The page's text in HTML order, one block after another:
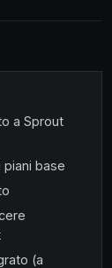
a Sprout
base
(a